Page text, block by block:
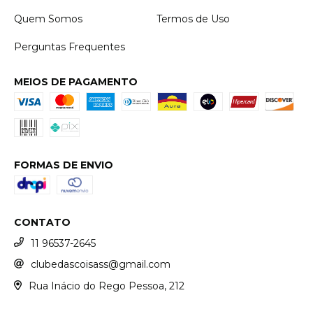
Quem Somos Termos de Uso
Perguntas Frequentes
MEIOS DE PAGAMENTO
FORMAS DE ENVIO
CONTATO
11 96537-2645
clubedascoisass@gmail.com
Rua Inácio do Rego Pessoa, 212